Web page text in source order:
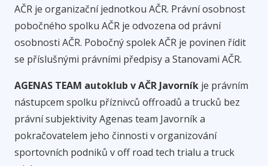
AČR je organizační jednotkou AČR. Právní osobnost
pobočného spolku AČR je odvozena od právní
osobnosti AČR. Pobočný spolek AČR je povinen řídit
se příslušnými právními předpisy a Stanovami AČR.
AGENAS TEAM autoklub v AČR Javorník je právním
nástupcem spolku příznivců offroadů a trucků bez
právní subjektivity Agenas team Javorník a
pokračovatelem jeho činnosti v organizování
sportovních podniků v off road tech trialu a truck